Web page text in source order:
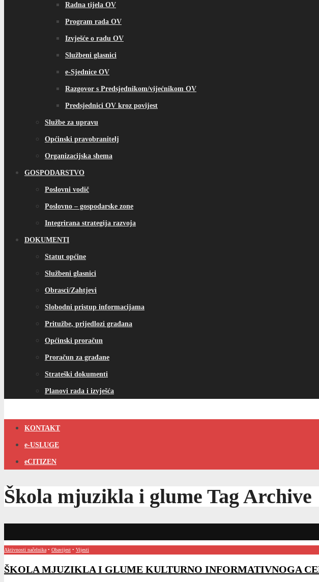
Radna tijela OV
Program rada OV
Izvješće o radu OV
Službeni glasnici
e-Sjednice OV
Razgovor s Predsjednikom/vijećnikom OV
Predsjednici OV kroz povijest
Službe za upravu
Općinski pravobranitelj
Organizacijska shema
GOSPODARSTVO
Poslovni vodič
Poslovno – gospodarske zone
Integrirana strategija razvoja
DOKUMENTI
Statut općine
Službeni glasnici
Obrasci/Zahtjevi
Slobodni pristup informacijama
Pritužbe, prijedlozi građana
Općinski proračun
Proračun za građane
Strateški dokumenti
Planovi rada i izvješća
KONTAKT
e-USLUGE
eCITIZEN
Škola mjuzikla i glume Tag Archive
Aktivnosti načelnika • Obavijest • Vijesti
ŠKOLA MJUZIKLA I GLUME KULTURNO INFORMATIVNOGA